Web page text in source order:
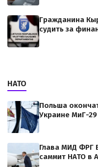
Гражданина
судить за
НАТО
Польша
Украине МиГ-29
Глава МИД ФРГ
саммит НАТО в